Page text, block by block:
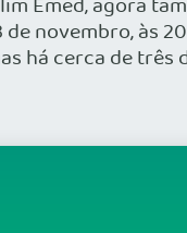
Emed, agora
novembro, às
há cerca de